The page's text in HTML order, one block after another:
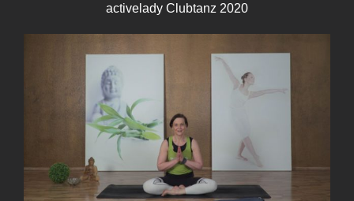
activelady Clubtanz 2020